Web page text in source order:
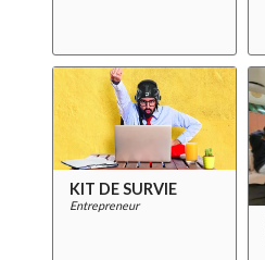
KIT DE SURVIE
Entrepreneur